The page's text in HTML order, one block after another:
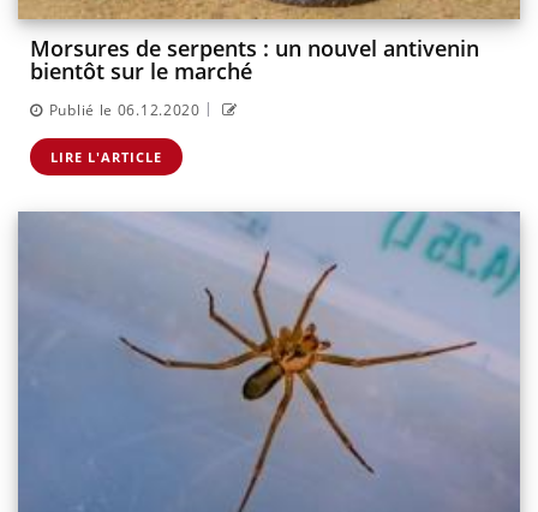
Morsures de serpents : un nouvel antivenin
bientôt sur le marché
Publié le 06.12.2020 |
LIRE L'ARTICLE